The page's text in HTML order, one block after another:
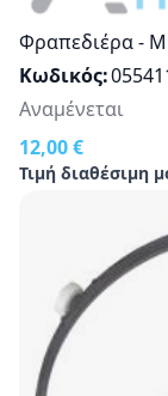
Φραπεδιέρα -
Κωδικός
12,00 €
Τιμή διαθέσιμη
Αναμένεται